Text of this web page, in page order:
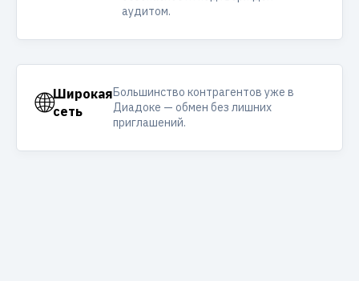
аудитом.
🌐Широкая
сеть
Большинство контрагентов уже в
Диадоке — обмен без лишних
приглашений.